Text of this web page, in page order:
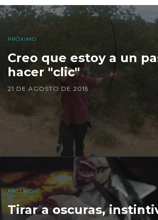
PRÓXIMO
Creo que estoy a un
hacer "clic"
21 DE AGOSTO DE 2015
ANTERIOR
Tirar a oscuras,